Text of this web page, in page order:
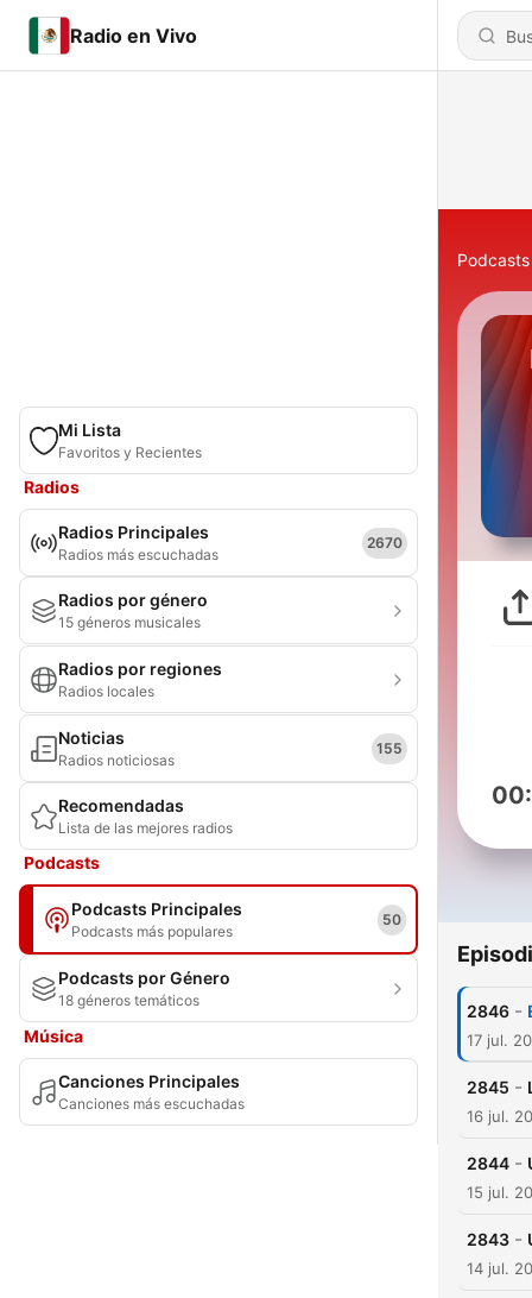
Radio en Vivo
Mi Lista
Favoritos y Recientes
Radios
Radios Principales
Radios más escuchadas
2670
Radios por género
15 géneros musicales
Radios por regiones
Radios locales
Noticias
Radios noticiosas
155
Recomendadas
Lista de las mejores radios
Podcasts
Podcasts Principales
Podcasts más populares
50
Podcasts por Género
18 géneros temáticos
Música
Canciones Principales
Canciones más escuchadas
Podcasts
2846 -
17 jul.
2845 -
16 jul.
2844 -
15 jul.
2843 -
14 jul.